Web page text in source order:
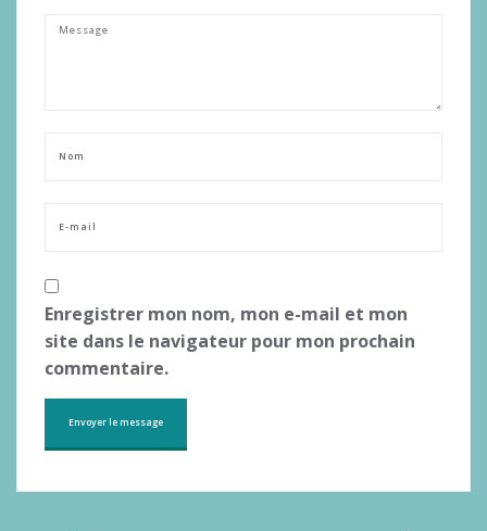
Enregistrer mon nom, mon e-mail et mon
site dans le navigateur pour mon prochain
commentaire.